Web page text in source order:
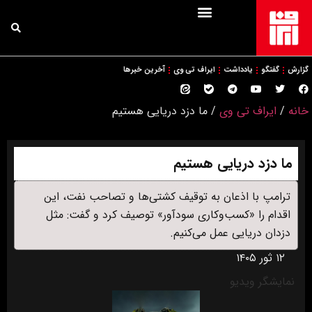
گزارش گفتگو یادداشت ایراف تی وی آخرین خبرها
خانه / ایراف تی وی / ما دزد دریایی هستیم
ما دزد دریایی هستیم
ترامپ با اذعان به توقیف کشتی‌ها و تصاحب نفت، این
اقدام را «کسب‌وکاری سودآور» توصیف کرد و گفت: مثل
دزدان دریایی عمل می‌کنیم.
۱۲ ثور ۱۴۰۵
نمایشگر ویدیو